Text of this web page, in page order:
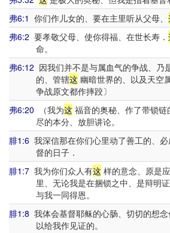
弗6:1 你们作儿女的、要在主里听从父母、
弗6:2 要孝敬父母、使你得福、在世长寿．
命。
弗6:12 因我们并不是与属血气的争战、乃
的、管辖这幽暗世界的、以及天空
争战原文都作摔跤〕
弗6:20 （我为这 福音的奥秘、作了带锁
尽的本分、放胆讲论。
腓1:6 我深信那在你们心里动了善工的、
督的日子．
腓1:7 我为你们众人有这 样的意念、原是
里、无论我是在捆锁之中、是辩明
与我一同得恩。
腓1:8 我体会基督耶稣的心肠、切切的想念
以给我作见证的。